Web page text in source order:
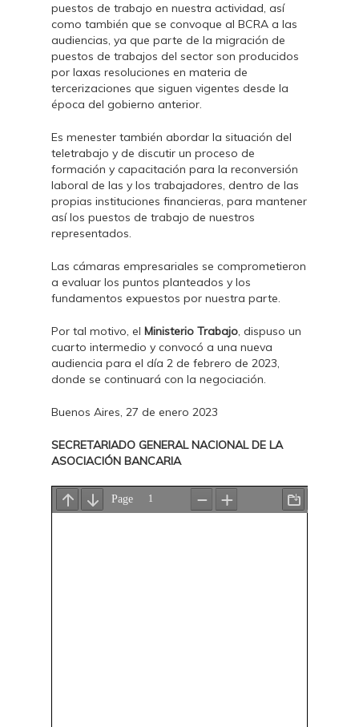
puestos de trabajo en nuestra actividad, así
como también que se convoque al BCRA a las
audiencias, ya que parte de la migración de
puestos de trabajos del sector son producidos
por laxas resoluciones en materia de
tercerizaciones que siguen vigentes desde la
época del gobierno anterior.
Es menester también abordar la situación del
teletrabajo y de discutir un proceso de
formación y capacitación para la reconversión
laboral de las y los trabajadores, dentro de las
propias instituciones financieras, para mantener
así los puestos de trabajo de nuestros
representados.
Las cámaras empresariales se comprometieron
a evaluar los puntos planteados y los
fundamentos expuestos por nuestra parte.
Por tal motivo, el Ministerio Trabajo, dispuso un
cuarto intermedio y convocó a una nueva
audiencia para el día 2 de febrero de 2023,
donde se continuará con la negociación.
Buenos Aires, 27 de enero 2023
SECRETARIADO GENERAL NACIONAL DE LA
ASOCIACIÓN BANCARIA